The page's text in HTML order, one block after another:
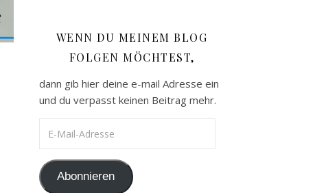
WENN DU MEINEM BLOG
FOLGEN MÖCHTEST,
dann gib hier deine e-mail Adresse ein
und du verpasst keinen Beitrag mehr.
Abonnieren